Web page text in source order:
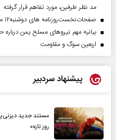
مد نظر طرفین، مورد تفاهم قرار گرفته
صفحات‌نخست‌روزنامه ها‌ی دوشنبه‌۱۲ مردادماه
بیانیه مهم نیروهای مسلح یمن
اربعین سوگ و مقاومت
پیشنهاد سردبیر
مستند جدید
روز تازه»